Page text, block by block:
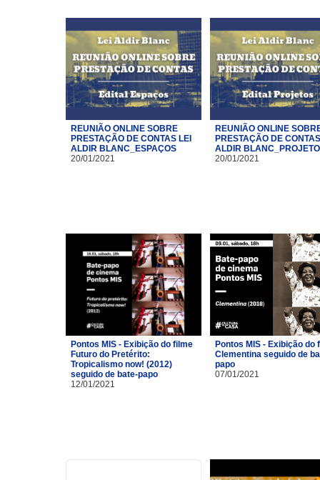
REUNIÃO ONLINE SOBRE
PRESTAÇÃO DE CONTAS LEI
ALDIR BLANC_ESPAÇOS
20/01/2021
REUNIÃO ONLINE
PRESTAÇÃO DE
ALDIR
20/01/2021
Pontos MIS - Exibição do filme
Futuro do Pretérito:
Tropicalismo now! (2012)
seguido de bate-papo
12/01/2021
Pontos MIS - Exibição do
Clementina seguido de
papo
07/01/2021